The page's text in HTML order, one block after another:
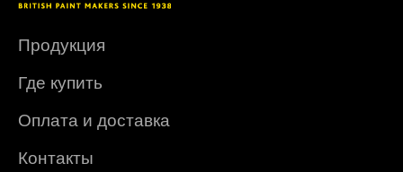
Продукция
Где купить
Оплата и доставка
Контакты